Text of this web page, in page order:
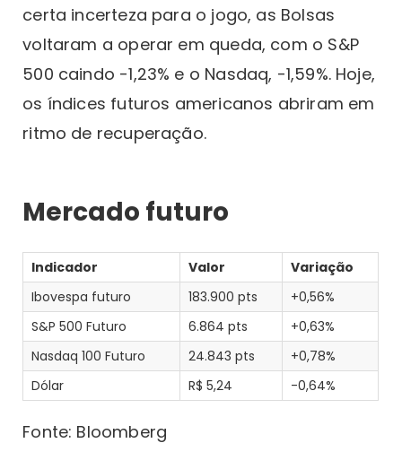
certa incerteza para o jogo, as Bolsas
voltaram a operar em queda, com o S&P
500 caindo -1,23% e o Nasdaq, -1,59%. Hoje,
os índices futuros americanos abriram em
ritmo de recuperação.
Mercado futuro
Indicador Valor
Variação
Ibovespa futuro
183.900 pts
+0,56%
S&P 500 Futuro
6.864 pts
+0,63%
Nasdaq 100 Futuro
24.843 pts
+0,78%
Dólar
R$ 5,24 -0,64%
Fonte: Bloomberg